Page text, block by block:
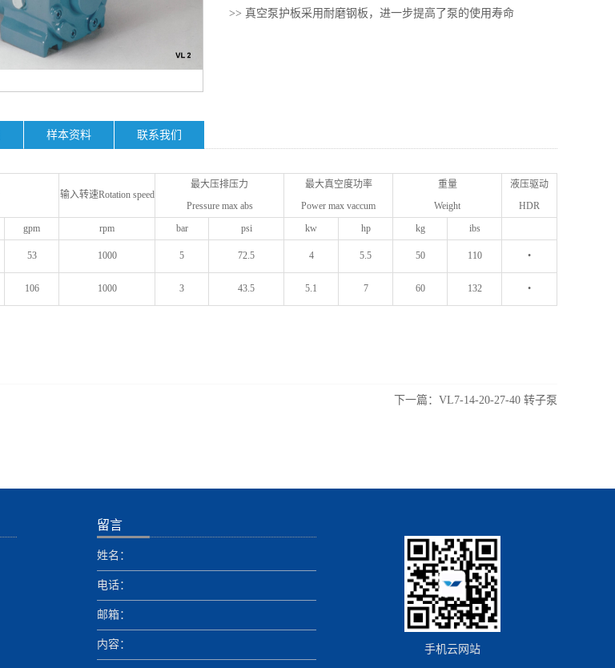
>> 真空泵护板采用耐磨钢板，进一步提高了泵的使用寿命
样本资料 联系我们
输入转速Rotation speed
最大压排压力
Pressure max abs
最大真空度功率
Power max vaccum
重量
Weight
液压驱动
HDR
gpm rpm bar psi kw hp kg ibs
53 1000 5 72.5 4 5.5 50 110 •
106 1000 3 43.5 5.1 7 60 132 •
下一篇： VL7-14-20-27-40 转子泵
留言
姓名：
电话：
邮箱：
内容： 手机云网站